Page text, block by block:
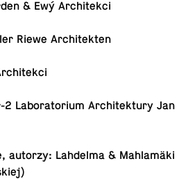
& Ewý Architekci
Riewe Architekten
2 La­bo­ra­to­rium Ar­chi­tek­tu­ry Jan
autorzy: Lah­del­ma & Mahlamäki